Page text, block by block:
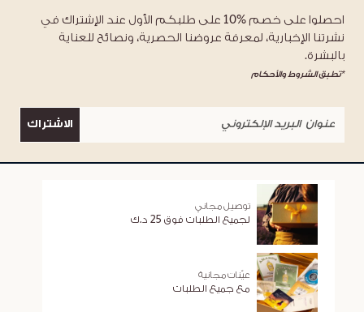
احصلوا على خصم %10 على طلبكم الأول عند الإشتراك في
نشرتنا الإخبارية، لمعرفة عروضنا الحصرية، ونصائح للعناية
بالبشرة.
*تطبق الشروط والأحكام
الاشتراك
توصيل مجاني
لجميع الطلبات فوق 25 د.ك
عيّنات مجانية
مع جميع الطلبات